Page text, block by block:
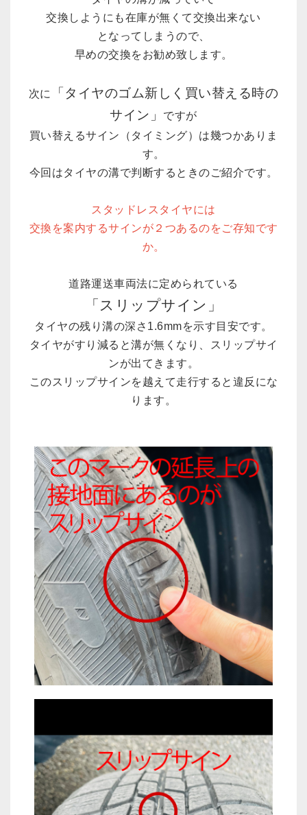
交換しようにも在庫が無くて交換出来ない
となってしまうので、
早めの交換をお勧め致します。
次に
「タイヤのゴム新しく買い替える時の
サイン」
ですが
買い替えるサイン（タイミング）は幾つかありま
す。
今回はタイヤの溝で判断するときのご紹介です。
スタッドレスタイヤには
交換を案内するサインが２つあるのをご存知です
か。
道路運送車両法に定められている
「スリップサイン」
タイヤの残り溝の深さ1.6mmを示す目安です。
タイヤがすり減ると溝が無くなり、スリップサイ
ンが出てきます。
このスリップサインを越えて走行すると違反にな
ります。